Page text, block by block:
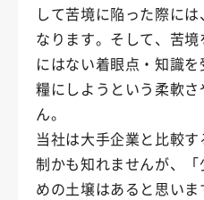
して苦境に陥った際に
なります。そして、苦
にはない着眼点・知識
糧にしようという柔軟
ん。
当社は大手企業と比較
制かも知れませんが、
めの土壌はあると思い